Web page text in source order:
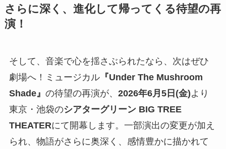
さらに深く、進化して帰ってくる待望の再
演！
そして、音楽で心を揺さぶられたなら、次はぜひ
劇場へ！ミュージカル『Under The Mushroom
Shade』 の待望の再演が、 2026年6月5日(金)より
東京・池袋のシアターグリーン BIG TREE
THEATERにて開幕します。一部演出の変更が加え
られ、物語がさらに奥深く、感情豊かに描かれて